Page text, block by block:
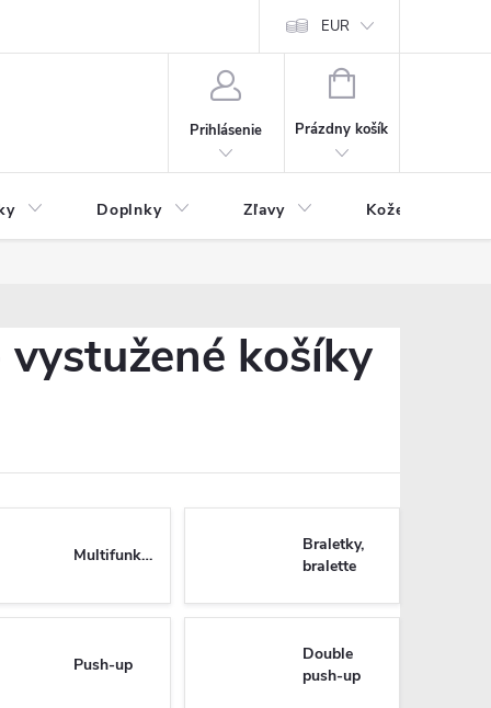
EUR
Prihlásenie
NÁKUPNÝ
Prázdny košík
Doplnky Zľavy Kožený tovar
košíky
Multifunkčné
Braletky,
bralette
Push-up
Double
push-up